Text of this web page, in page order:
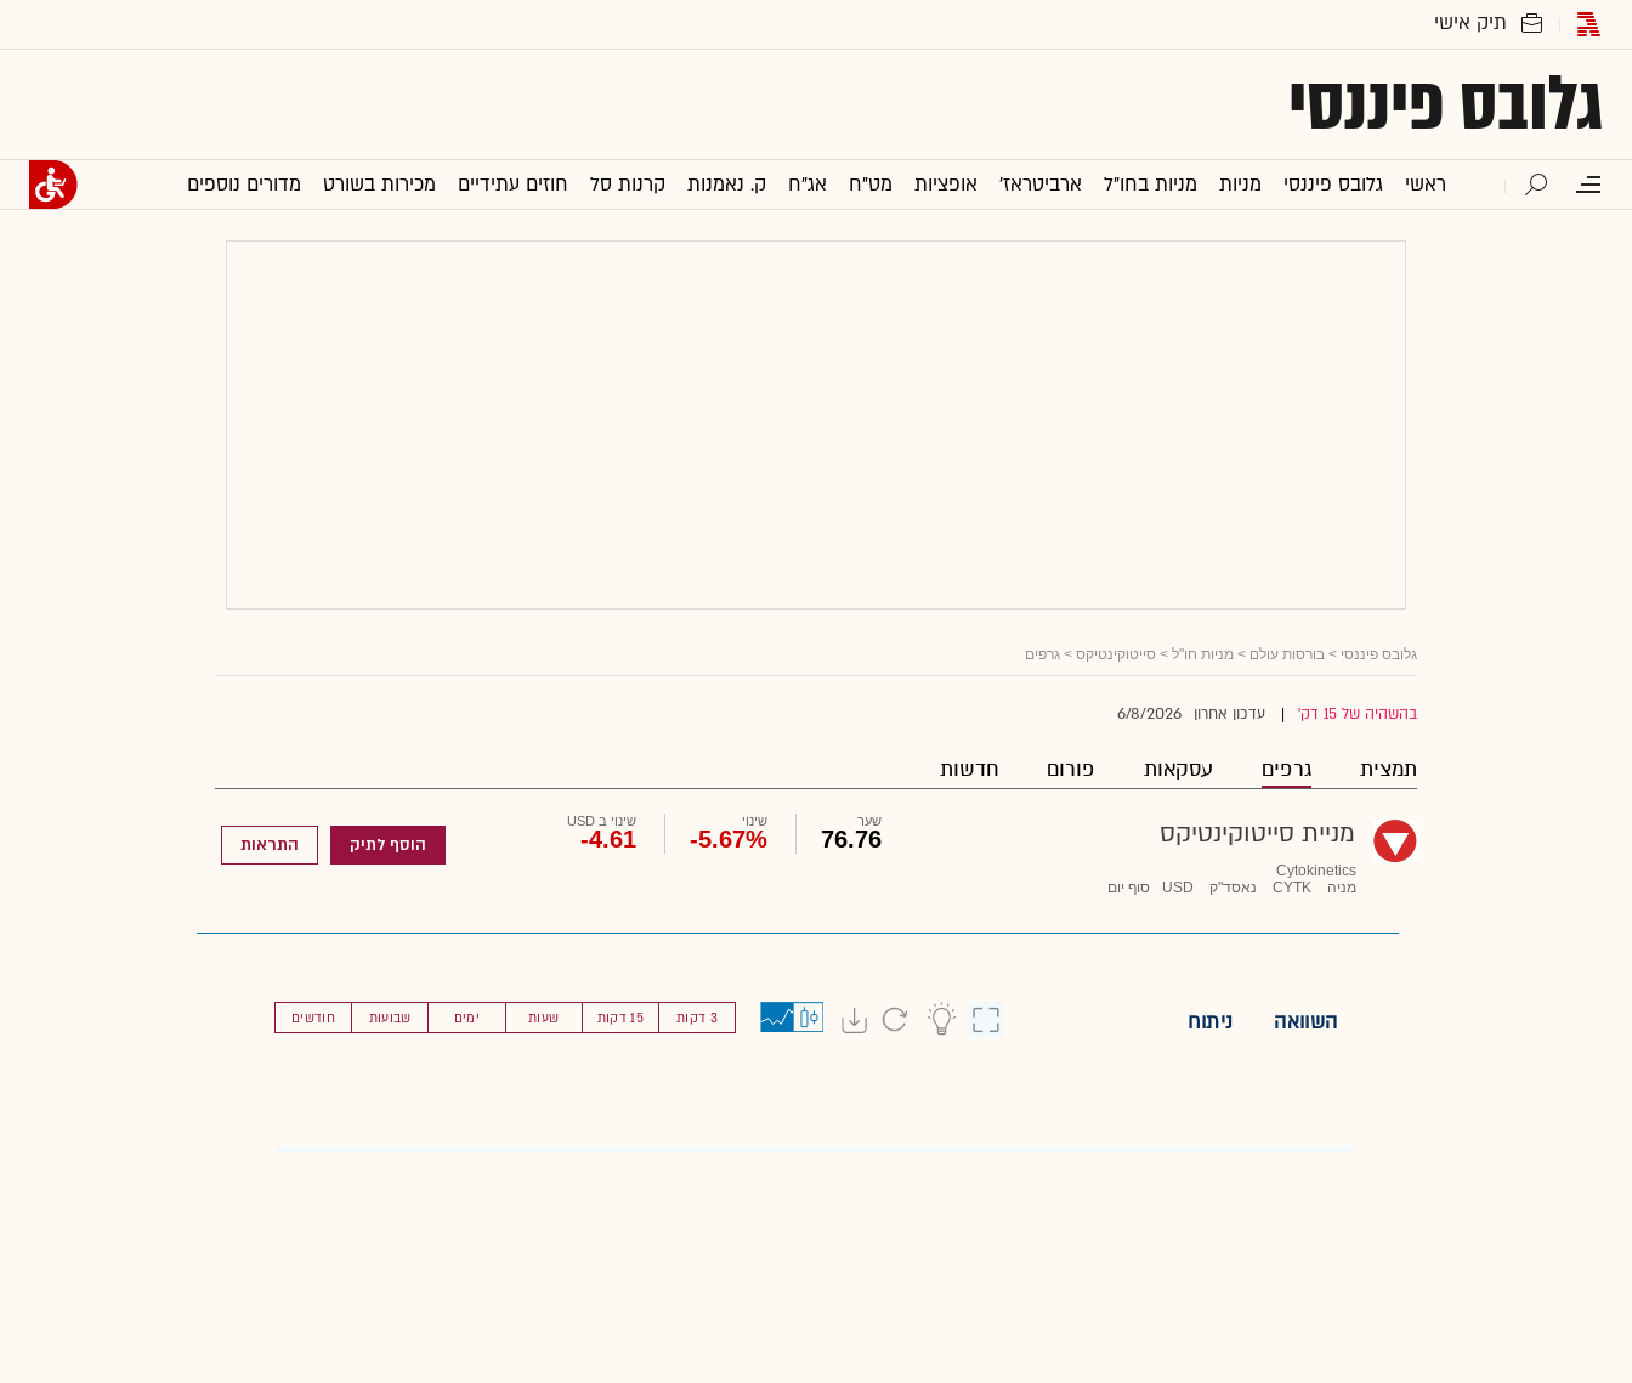
גלובס פיננסי
ראשי גלובס פיננסי מניות מניות בחו"ל ארביטראז' אופציות מט"ח אג"ח ק. נאמנות קרנות סל חוזים עתידיים מכירות בשורט מדורים נוספים
גלובס פיננסי > בורסות עולם > מניות חו"ל > סייטוקינטיקס > גרפים
בהשהיה של 15 דק' עדכון אחרון 6/8/2026
תמצית גרפים עסקאות פורום חדשות
מניית סייטוקינטיקס
Cytokinetics
מניה
CYTK נאסד"ק USD סוף יום
שער
76.76
שינוי
-5.67%
שינוי ב USD
-4.61 הוסף לתיק התראות
חודשים שבועות ימים שעות 15 דקות 3 דקות השוואה ניתוח